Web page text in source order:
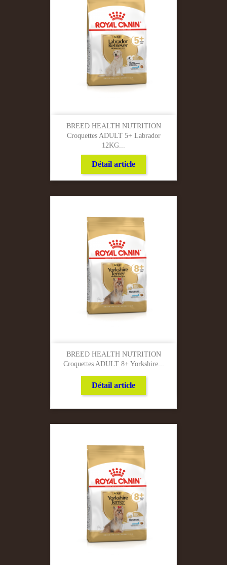
BREED HEALTH NUTRITION
Croquettes ADULT 5+ Labrador
12KG...
Détail article
BREED HEALTH NUTRITION
Croquettes ADULT 8+ Yorkshire...
Détail article